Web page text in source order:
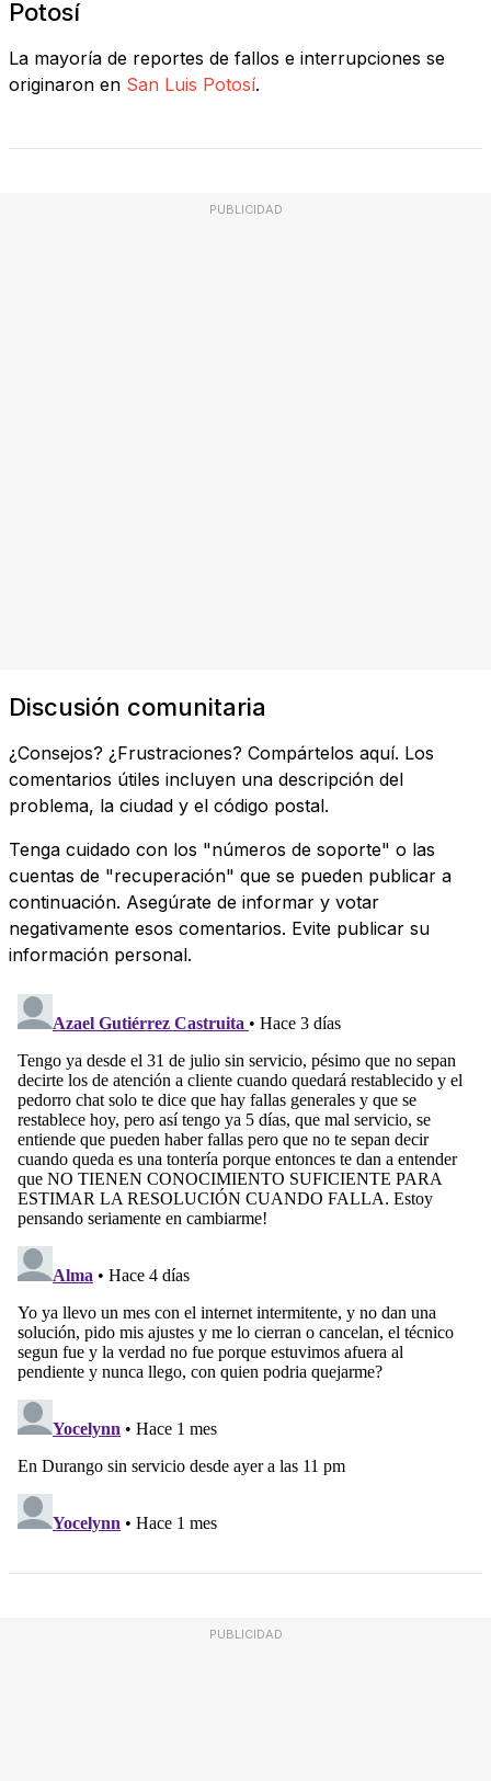
Potosí
La mayoría de reportes de fallos e interrupciones se
originaron en San Luis Potosí.
PUBLICIDAD
Discusión comunitaria
¿Consejos? ¿Frustraciones? Compártelos aquí. Los
comentarios útiles incluyen una descripción del
problema, la ciudad y el código postal.
Tenga cuidado con los "números de soporte" o las
cuentas de "recuperación" que se pueden publicar a
continuación. Asegúrate de informar y votar
negativamente esos comentarios. Evite publicar su
información personal.
PUBLICIDAD